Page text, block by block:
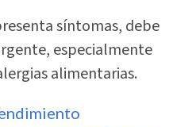
síntomas, debe
especialmente
alimentarias.